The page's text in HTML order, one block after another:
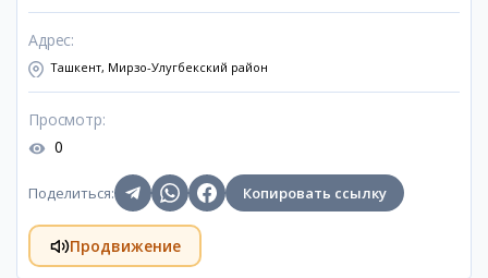
Адрес:
Ташкент, Мирзо-Улугбекский район
Просмотр:
0
Поделиться: Копировать ссылку
Продвижение